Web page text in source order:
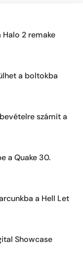
2 remake
a boltokba
számít a
a Quake 30.
a Hell Let
Showcase